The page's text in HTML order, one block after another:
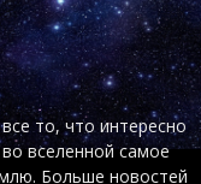
то, что интересно
вселенной самое
Больше новостей